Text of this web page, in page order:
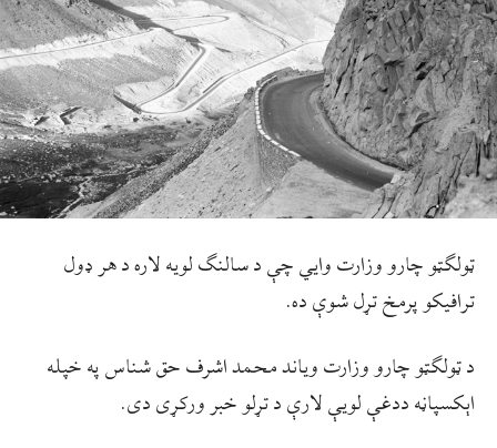
ټولګټو چارو وزارت وایي چې د سالنګ لویه لاره د هر ډول
ترافیکو پرمخ تړل شوې ده.
د ټولګټو چارو وزارت ویاند محمد اشرف حق شناس په خپله
اېکسپاڼه ددغې لویې لارې د تړلو خبر ورکړی دی.